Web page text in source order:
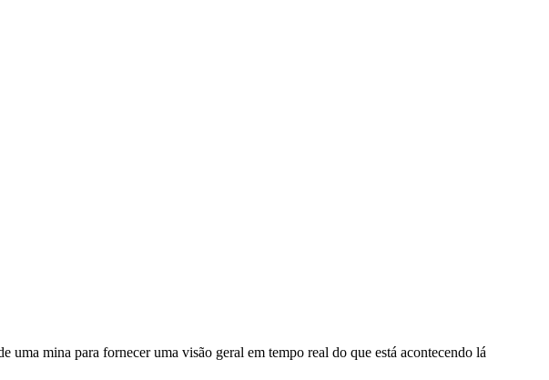
uma mina para fornecer uma visão geral em tempo real do que está acontecendo lá